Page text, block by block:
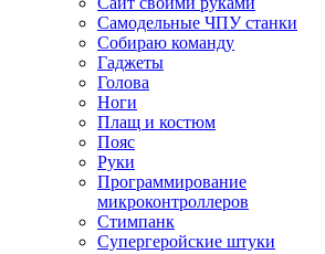
Самодельные ЧПУ станки
Собираю команду
Гаджеты
Голова
Ноги
Плащ и костюм
Пояс
Руки
Программирование
микроконтроллеров
Стимпанк
Супергеройские штуки